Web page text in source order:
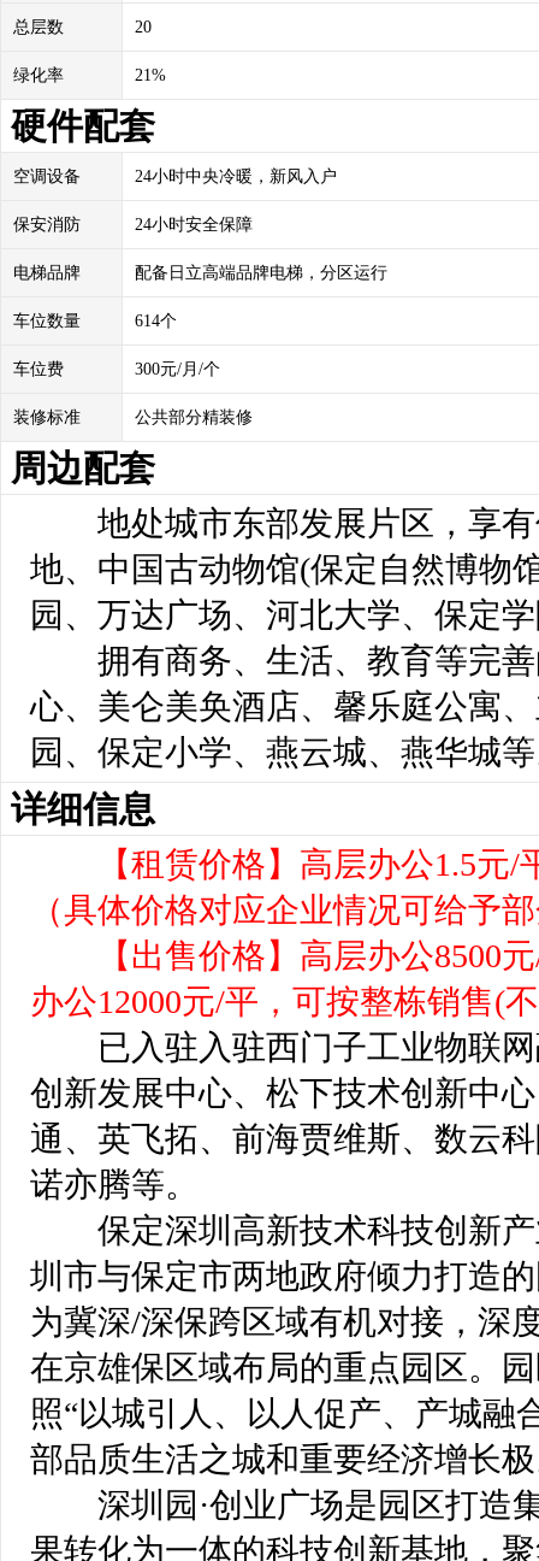
总层数 20
绿化率 21%
硬件配套
空调设备 24小时中央冷暖，新风入户
保安消防 24小时安全保障
电梯品牌 配备日立高端品牌电梯，分区运行
车位数量 614个
车位费 300元/月/个
装修标准 公共部分精装修
周边配套
地处城市东部发展片区，享有
地、中国古动物馆(保定自然博物
园、万达广场、河北大学、保定
拥有商务、生活、教育等完善
心、美仑美奂酒店、馨乐庭公寓
园、保定小学、燕云城、燕华城
详细信息
【租赁价格】高层办公1.5元
（具体价格对应企业情况可给予
【出售价格】高层办公8500元
办公12000元/平，可按整栋销售(
已入驻入驻西门子工业物联网
创新发展中心、松下技术创新中
通、英飞拓、前海贾维斯、数云
诺亦腾等。
保定深圳高新技术科技创新产
圳市与保定市两地政府倾力打造
为冀深/深保跨区域有机对接，深
在京雄保区域布局的重点园区。
照“以城引人、以人促产、产城融
部品质生活之城和重要经济增长
深圳园·创业广场是园区打造
果转化为一体的科技创新基地，